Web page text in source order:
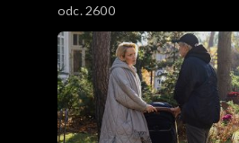
odc. 2600